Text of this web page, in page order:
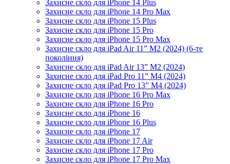
Захисне скло для iPhone 14 Plus
Захисне скло для iPhone 14 Pro Max
Захисне скло для iPhone 15 Plus
Захисне скло для iPhone 15 Pro
Захисне скло для iPhone 15 Pro Max
Захисне скло для iPad Air 11” M2 (2024) (6-те
покоління)
Захисне скло для iPad Air 13” M2 (2024)
Захисне скло для iPad Pro 11” M4 (2024)
Захисне скло для iPad Pro 13” M4 (2024)
Захисне скло для iPhone 16 Pro Max
Захисне скло для iPhone 16 Pro
Захисне скло для iPhone 16
Захисне скло для iPhone 16 Plus
Захисне скло для iPhone 17
Захисне скло для iPhone 17 Air
Захисне скло для iPhone 17 Pro
Захисне скло для iPhone 17 Pro Max